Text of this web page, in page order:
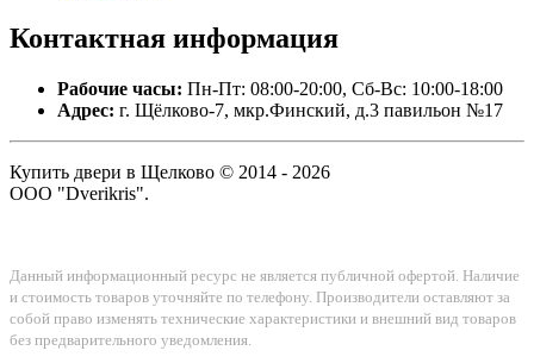
Контактная информация
Рабочие часы: Пн-Пт: 08:00-20:00, Сб-Вс: 10:00-18:00
Адрес: г. Щёлково-7, мкр.Финский, д.3 павильон №17
Купить двери в Щелково © 2014 - 2026
ООО "Dverikris".
Данный информационный ресурс не является публичной офертой. Наличие
и стоимость товаров уточняйте по телефону. Производители оставляют за
собой право изменять технические характеристики и внешний вид товаров
без предварительного уведомления.